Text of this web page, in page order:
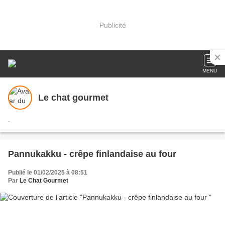
Publicité
MENU
Le chat gourmet
.
Pannukakku - crêpe finlandaise au four
Publié le 01/02/2025 à 08:51
Par Le Chat Gourmet